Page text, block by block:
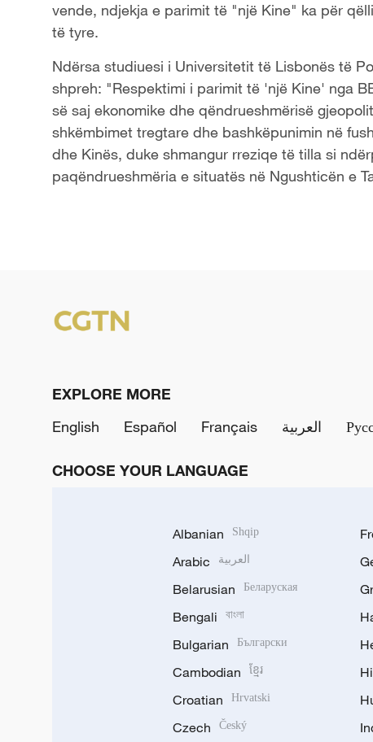
vende, ndjekja e parimit të "një Kine" ka për
të tyre.
Ndërsa studiuesi i Universitetit të Lisbonës të
shpreh: "Respektimi i parimit të 'një Kine' nga
së saj ekonomike dhe qëndrueshmërisë
shkëmbimet tregtare dhe bashkëpunimin në
dhe Kinës, duke shmangur rreziqe të tilla si
paqëndrueshmëria e situatës në Ngushticën e
EXPLORE MORE
English
Español Français العربية
CHOOSE YOUR LANGUAGE
Albanian Shqip
Arabic العربية
Belarusian Беларуская
Bengali বাংলা
Bulgarian Български
Cambodian ខ្មែរ
Croatian Hrvatski
Czech Český